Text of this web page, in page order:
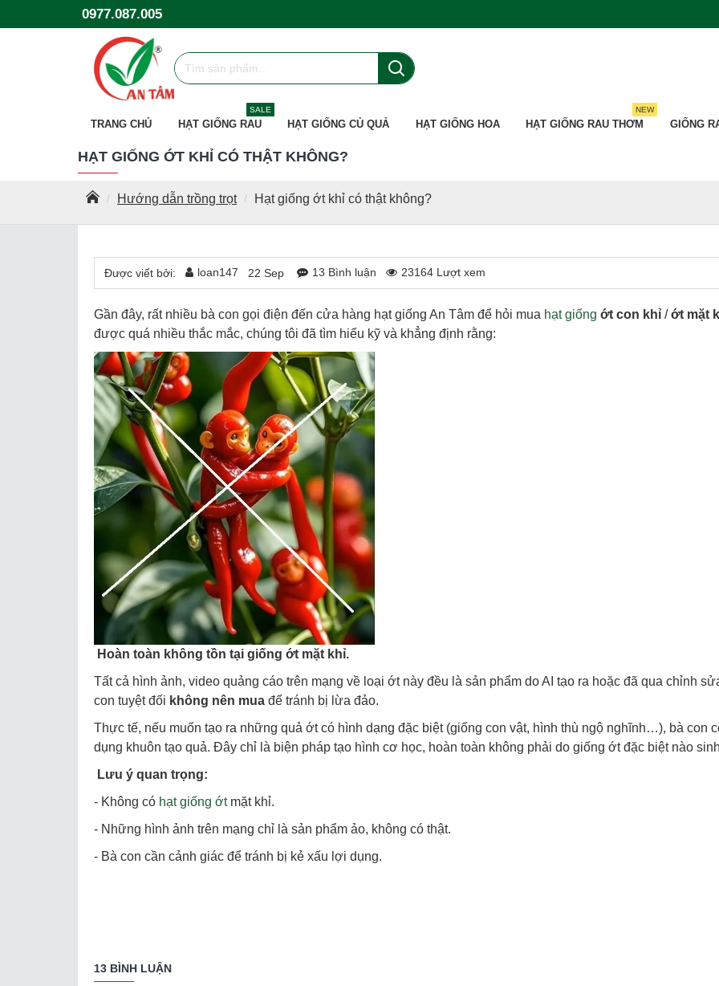
0977.087.005
TRANG CHỦ HẠT GIỐNG RAU
SALE
HẠT GIỐNG CỦ QUẢ HẠT GIỐNG HOA HẠT GIỐNG RAU THƠM
NEW
GIỐNG
Hướng dẫn trồng trọt Hạt giống ớt khỉ có thật không?
HẠT GIỐNG ỚT KHỈ CÓ THẬT KHÔNG?
Được viết bởi: loan147 22 Sep 13 Bình luận 23164 Lượt xem
Gần đây, rất nhiều bà con gọi điện đến cửa hàng hạt giống An Tâm để hỏi mua hạt giống ớt con khỉ /ớt mặt
được quá nhiều thắc mắc, chúng tôi đã tìm hiểu kỹ và khẳng định rằng:
Hoàn toàn không tồn tại giống ớt mặt khỉ.
Tất cả hình ảnh, video quảng cáo trên mạng về loại ớt này đều là sản phẩm do AI tạo ra hoặc đã qua chỉnh
con tuyệt đối không nên mua để tránh bị lừa đảo.
Thực tế, nếu muốn tạo ra những quả ớt có hình dạng đặc biệt (giống con vật, hình thù ngộ nghĩnh…), bà con
dụng khuôn tạo quả. Đây chỉ là biện pháp tạo hình cơ học, hoàn toàn không phải do giống ớt đặc biệt nào
Lưu ý quan trọng:
- Không có hạt giống ớtmặt khỉ.
- Những hình ảnh trên mạng chỉ là sản phẩm ảo, không có thật.
- Bà con cần cảnh giác để tránh bị kẻ xấu lợi dụng.
13 BÌNH LUẬN